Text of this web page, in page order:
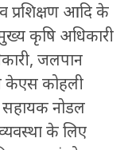
प्रशिक्षण आदि के
कृषि अधिकारी
जलपान
केएस कोहली
सहायक नोडल
के लिए